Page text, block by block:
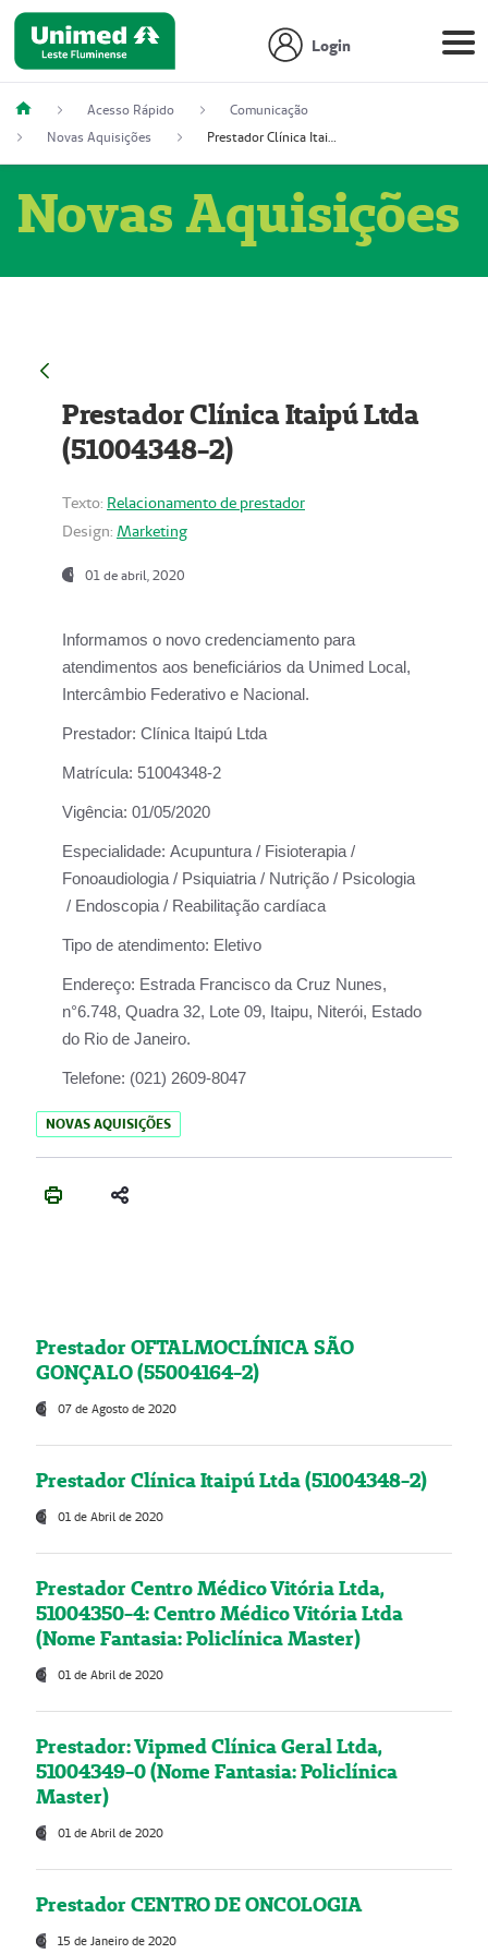
Login
Acesso Rápido
Comunicação
Novas Aquisições
Prestador Clínica Itaipú Ltda (51004348-2)
Novas Aquisições
Prestador Clínica Itaipú Ltda
(51004348-2)
Texto: Relacionamento de prestador
Design: Marketing
01 de abril, 2020
Informamos o novo credenciamento para
atendimentos aos beneficiários da Unimed Local,
Intercâmbio Federativo e Nacional.
Prestador: Clínica Itaipú Ltda
Matrícula: 51004348-2
Vigência: 01/05/2020
Especialidade: Acupuntura / Fisioterapia /
Fonoaudiologia / Psiquiatria / Nutrição / Psicologia
/ Endoscopia / Reabilitação cardíaca
Tipo de atendimento: Eletivo
Endereço: Estrada Francisco da Cruz Nunes,
n°6.748, Quadra 32, Lote 09, Itaipu, Niterói, Estado
do Rio de Janeiro.
Telefone: (021) 2609-8047
NOVAS AQUISIÇÕES
Prestador OFTALMOCLÍNICA SÃO
GONÇALO (55004164-2)
07 de Agosto de 2020
Prestador Clínica Itaipú Ltda (51004348-2)
01 de Abril de 2020
Prestador Centro Médico Vitória Ltda,
51004350-4: Centro Médico Vitória Ltda
(Nome Fantasia: Policlínica Master)
01 de Abril de 2020
Prestador: Vipmed Clínica Geral Ltda,
51004349-0 (Nome Fantasia: Policlínica
Master)
01 de Abril de 2020
Prestador CENTRO DE ONCOLOGIA
15 de Janeiro de 2020